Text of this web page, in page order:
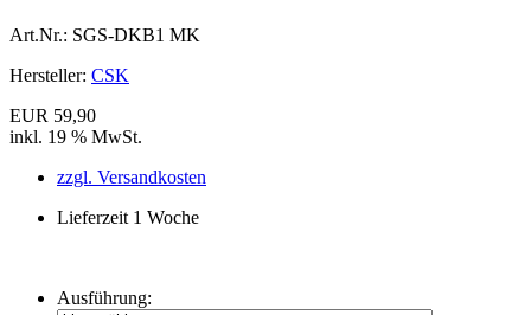
Art.Nr.: SGS-DKB1 MK
Hersteller: CSK
EUR 59,90
inkl. 19 % MwSt.
zzgl. Versandkosten
Lieferzeit 1 Woche
Ausführung: